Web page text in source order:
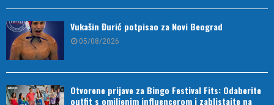
Vukašin Đurić potpisao za Novi Beograd
05/08/2026
Otvorene prijave za Bingo Festival Fits: Odaberite
outfit s omiljenim influencerom i zablistajte na